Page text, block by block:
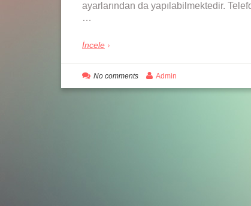
ayarlarından da yapılabilmektedir.
…
İncele
No comments Admin